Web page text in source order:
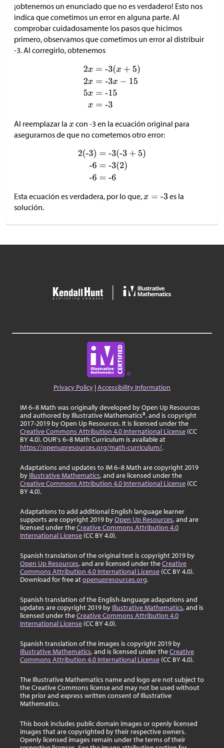
¡obtenemos un enunciado que no es verdadero! Esto nos
indica que cometimos un error en alguna parte. Al
comprobar cuidadosamente los pasos que hicimos
primero, observamos que cometimos un error al distribuir
-3. Al corregirlo, obtenemos
Al reemplazar la
con -3 en la ecuación original para
asegurarnos de que no cometemos otro error:
Esta ecuación es verdadera, por lo que,
es la
solución.
Privacy Policy |Accessibility Information
IM 6–8 Math was originally developed by Open Up Resources
and authored by Illustrative Mathematics®, and is copyright
2017-2019 by Open Up Resources. It is licensed under the
Creative Commons Attribution 4.0 International License (CC
BY 4.0). OUR's 6–8 Math Curriculum is available at
https://openupresources.org/math-curriculum/.
Adaptations and updates to IM 6–8 Math are copyright 2019
by Illustrative Mathematics, and are licensed under the
Creative Commons Attribution 4.0 International License (CC
BY 4.0).
Adaptations to add additional English language learner
supports are copyright 2019 byOpen Up Resources, and are
licensed under theCreative Commons Attribution 4.0
International License (CC BY 4.0).
Spanish translation of the original text is copyright 2019 by
Open Up Resources, and are licensed under theCreative
Commons Attribution 4.0 International License (CC BY 4.0).
Download for free atopenupresources.org.
Spanish translation of the English-language adapations and
updates are copyright 2019 by Illustrative Mathematics, and is
licensed under theCreative Commons Attribution 4.0
International License (CC BY 4.0).
Spanish translation of the images is copyright 2019 by
Illustrative Mathematics, and is licensed under theCreative
Commons Attribution 4.0 International License (CC BY 4.0).
The Illustrative Mathematics name and logo are not subject to
the Creative Commons license and may not be used without
the prior and express written consent of Illustrative
Mathematics.
This book includes public domain images or openly licensed
images that are copyrighted by their respective owners.
Openly licensed images remain under the terms of their